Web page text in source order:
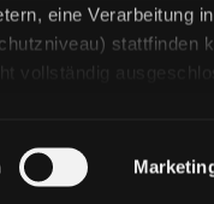
eine Verarbeitung
stattfinden
vollständig
von Cookies und
unter